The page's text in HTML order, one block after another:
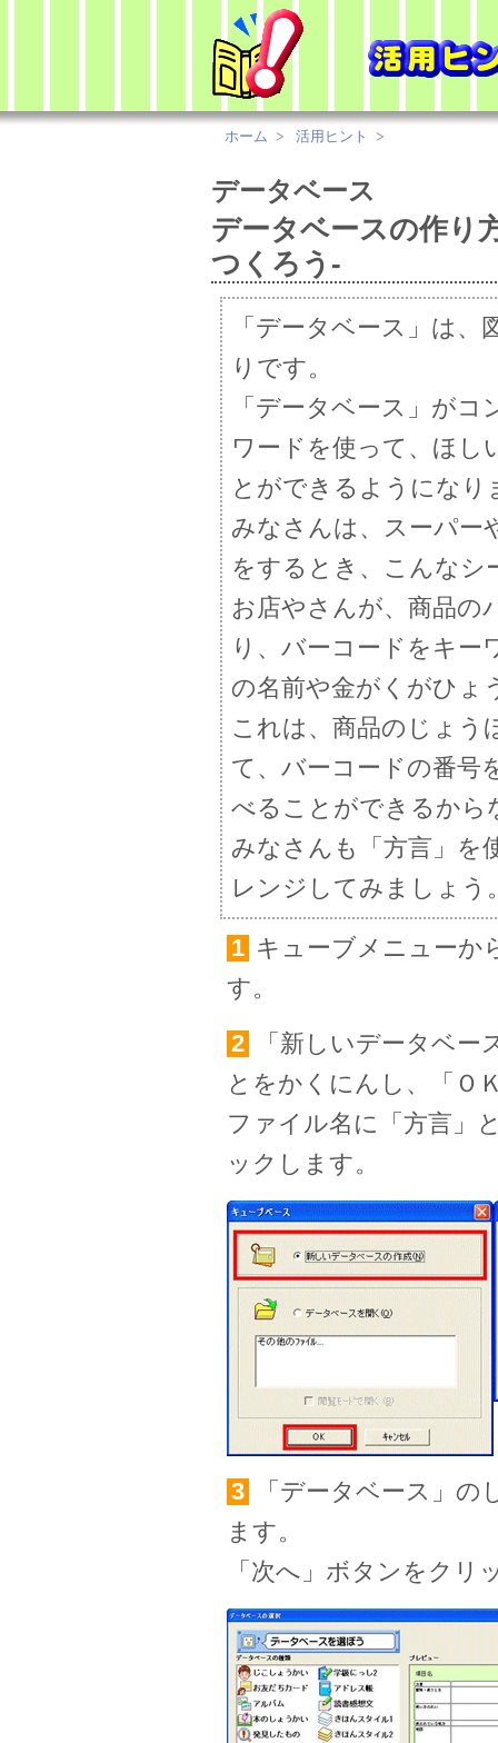
ホーム 活用ヒント
データベース
データベースの作
つくろう-
「データベース」は
りです。
「データベース」が
ワードを使って、ほし
とができるようになり
みなさんは、スーパー
をするとき、こんなシ
お店やさんが、商品の
り、バーコードをキー
の名前や金がくがひょ
これは、商品のじょう
て、バーコードの番号
べることができるから
みなさんも「方言」を
レンジしてみましょう
1 キューブメニューか
す。
2
「新しいデータベー
とをかくにんし、「Ｏ
ファイル名に「方言」
ックします。
3
「データベース」の
ます。
「次へ」ボタンをクリ